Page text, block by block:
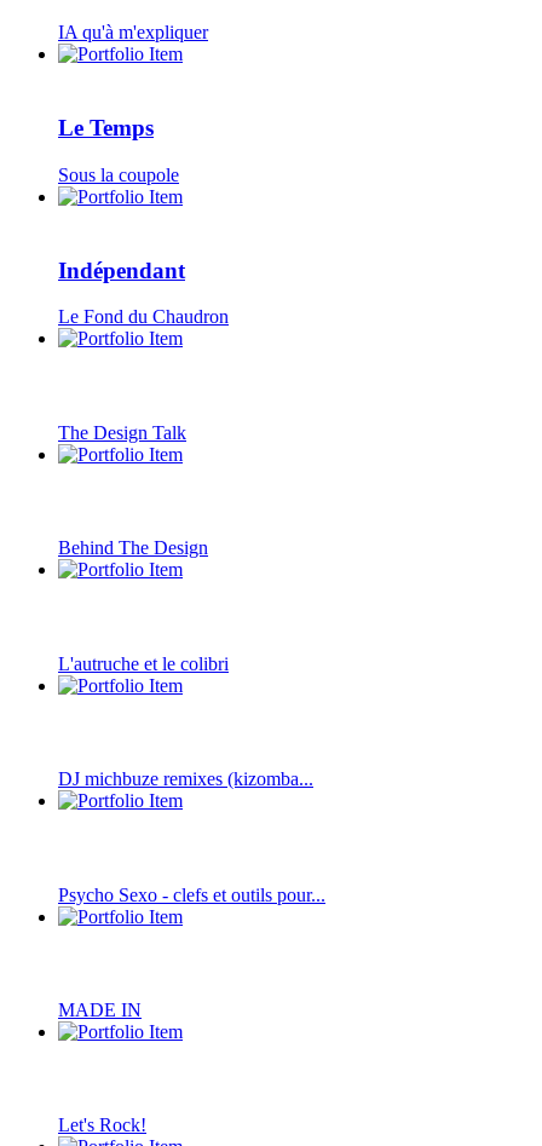
IA qu'à m'expliquer
Le Temps
Sous la coupole
Indépendant
Le Fond du Chaudron
The Design Talk
Behind The Design
L'autruche et le colibri
DJ michbuze remixes (kizomba...
Psycho Sexo - clefs et outils pour...
MADE IN
Let's Rock!